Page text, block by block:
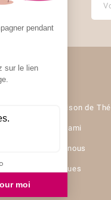
Unami
UNAMI Maison de Thé
Ateliers Unami
Contactez-nous
Nos boutiques